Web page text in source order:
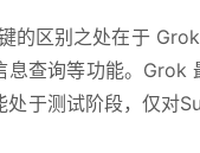
的区别之处在于
查询等功能。Grok
于测试阶段，仅对